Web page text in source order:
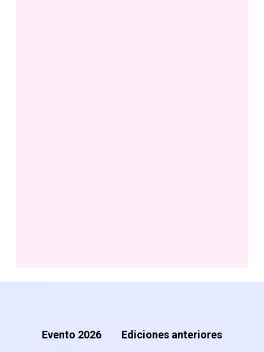
Evento 2026 Ediciones anteriores